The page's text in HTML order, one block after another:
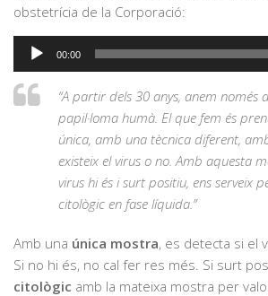
obstetrícia de la Corporació:
Reproductor
00:00
“A partir dels 30 anys, anem només
papil·loma humà. El que fem és
única, amb una tècnica diferent,
existeix el virus o no. Amb aquesta
virus hi és i surt positiu, ens serveix
citològic en fase líquida.”
Amb una única mostra, es detecta si el
Si no hi és, no cal fer res més. Si surt
citològic amb la mateixa mostra per